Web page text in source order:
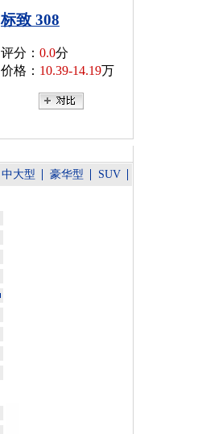
标致 308
评分： 0.0分
价格： 10.39-14.19万
中大型 豪华型 SUV